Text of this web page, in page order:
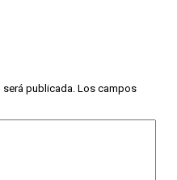
publicada. Los campos